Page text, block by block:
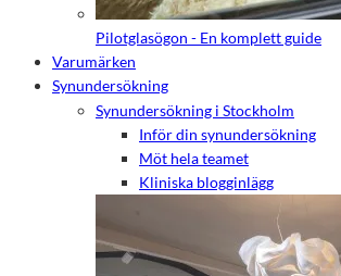
Pilotglasögon - En komplett guide
Varumärken
Synundersökning
Synundersökning i Stockholm
Inför din synundersökning
Möt hela teamet
Kliniska blogginlägg